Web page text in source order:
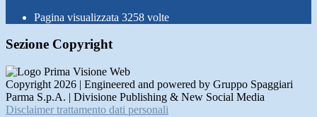
Pagina visualizzata 3258 volte
Sezione Copyright
Copyright 2026 | Engineered and powered by Gruppo Spaggiari
Parma S.p.A. | Divisione Publishing & New Social Media
Disclaimer trattamento dati personali